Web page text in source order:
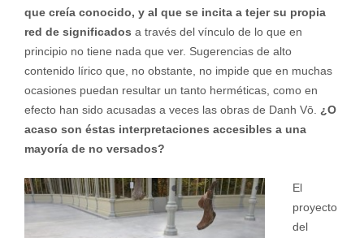
que creía conocido, y al que se incita a tejer su propia
red de significados a través del vínculo de lo que en
principio no tiene nada que ver. Sugerencias de alto
contenido lírico que, no obstante, no impide que en muchas
ocasiones puedan resultar un tanto herméticas, como en
efecto han sido acusadas a veces las obras de Danh Vō. ¿O
acaso son éstas interpretaciones accesibles a una
mayoría de no versados?
El
proyecto
del